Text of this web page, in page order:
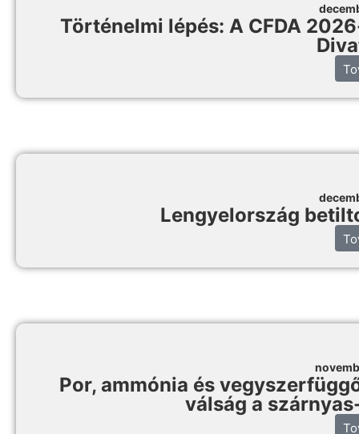
Történelmi lépés: A CFDA
Lengyelország
Por, ammónia és
válság a